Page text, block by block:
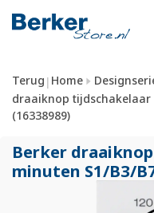
Terug | Home
draaiknop tijdschakelaar
(16338989)
Berker
minuten S1/B3/